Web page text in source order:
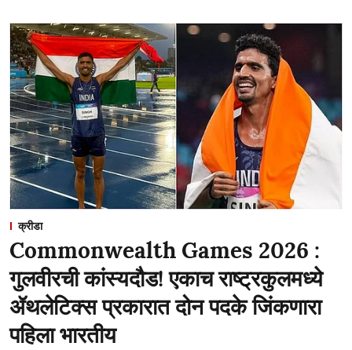
क्रीडा
Commonwealth Games 2026 :
गुलवीरची कांस्यदौड! एकाच राष्ट्रकुलमध्ये
ॲथलेटिक्स प्रकारात दोन पदके जिंकणारा
पहिला भारतीय